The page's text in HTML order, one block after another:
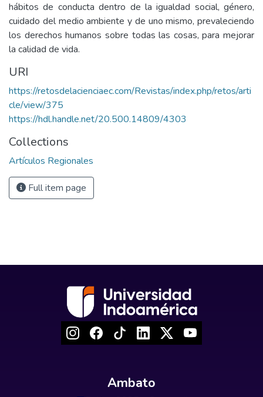
hábitos de conducta dentro de la igualdad social, género,
cuidado del medio ambiente y de uno mismo, prevaleciendo
los derechos humanos sobre todas las cosas, para mejorar
la calidad de vida.
URI
https://retosdelacienciaec.com/Revistas/index.php/retos/arti
cle/view/375
https://hdl.handle.net/20.500.14809/4303
Collections
Artículos Regionales
Full item page
Ambato